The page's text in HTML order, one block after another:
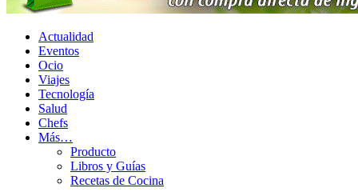
Actualidad
Eventos
Ocio
Viajes
Tecnología
Salud
Chefs
Más…
Producto
Libros y Guías
Recetas de Cocina